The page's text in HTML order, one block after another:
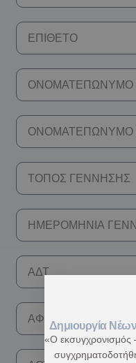
Δημιουργία
«Ο εκσυγχρονισμός